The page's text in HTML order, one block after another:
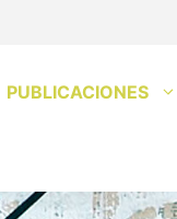
PUBLICACIONES